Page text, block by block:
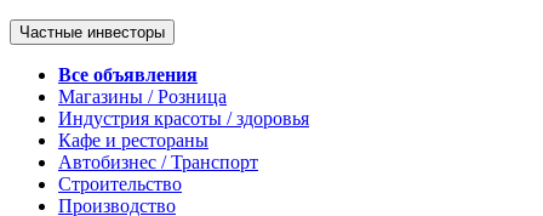
Частные инвесторы
Все объявления
Магазины / Розница
Индустрия красоты / здоровья
Кафе и рестораны
Автобизнес / Транспорт
Строительство
Производство